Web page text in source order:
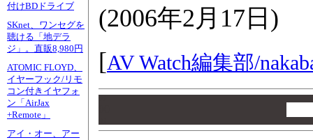
付けBDドライブ
SKnet、ワンセグを
聴ける「地デラ
ジ」。直販8,980円
ATOMIC FLOYD、
イヤーフック/リモ
コン付きイヤフォ
ン「AirJax
+Remote」
アイ・オー、アー
(2006年2月17日 )
[AV Watch編集部/